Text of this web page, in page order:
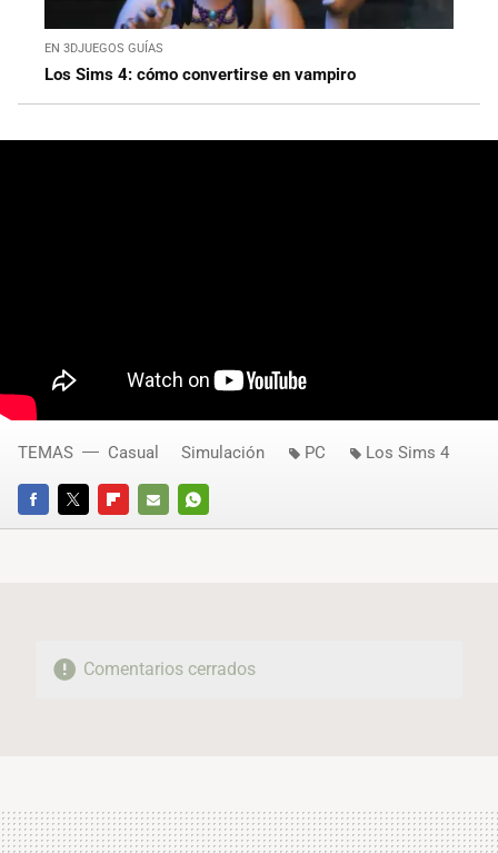
EN 3DJUEGOS GUÍAS
Los Sims 4: cómo convertirse en vampiro
FACEBOOKTWITTERFLIPBOARD
E-
WHATSAPP
TEMAS Casual Simulación PC Los Sims 4
Comentarios cerrados